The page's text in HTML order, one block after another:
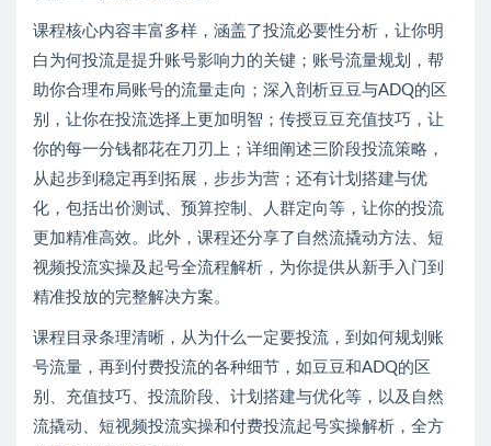
课程核心内容丰富多样，涵盖了投流必要性分析，让你明
白为何投流是提升账号影响力的关键；账号流量规划，帮
助你合理布局账号的流量走向；深入剖析豆豆与ADQ的区
别，让你在投流选择上更加明智；传授豆豆充值技巧，让
你的每一分钱都花在刀刃上；详细阐述三阶段投流策略，
从起步到稳定再到拓展，步步为营；还有计划搭建与优
化，包括出价测试、预算控制、人群定向等，让你的投流
更加精准高效。此外，课程还分享了自然流撬动方法、短
视频投流实操及起号全流程解析，为你提供从新手入门到
精准投放的完整解决方案。
课程目录条理清晰，从为什么一定要投流，到如何规划账
号流量，再到付费投流的各种细节，如豆豆和ADQ的区
别、充值技巧、投流阶段、计划搭建与优化等，以及自然
流撬动、短视频投流实操和付费投流起号实操解析，全方